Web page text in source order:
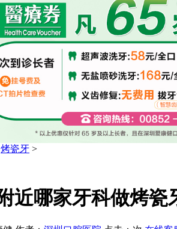
烤瓷牙 >
近哪家牙科做烤